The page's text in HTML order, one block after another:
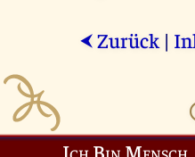
⮜ Zurück |
Ich Bin Mensch